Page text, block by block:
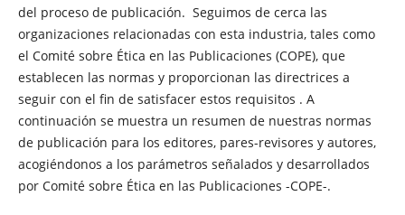
del proceso de publicación. Seguimos de cerca las
organizaciones relacionadas con esta industria, tales como
el Comité sobre Ética en las Publicaciones (COPE), que
establecen las normas y proporcionan las directrices a
seguir con el fin de satisfacer estos requisitos . A
continuación se muestra un resumen de nuestras normas
de publicación para los editores, pares-revisores y autores,
acogiéndonos a los parámetros señalados y desarrollados
por Comité sobre Ética en las Publicaciones -COPE-.